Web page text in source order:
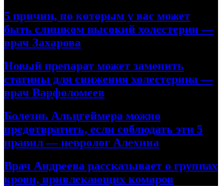
5 причин, по которым у вас может
быть слишком высокий холестерин —
врач Захарова
Новый препарат может заменить
статины для снижения холестерина —
врач Варфоломеев
Болезнь Альцгеймера можно
предотвратить, если соблюдать эти 5
правил — невролог Алехина
Врач Андреева рассказывает о группах
крови, привлекающих комаров